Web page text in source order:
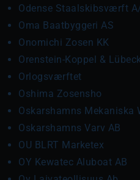
Odense Staalskibsværft
Oma Baatbyggeri AS
Onomichi Zosen KK
Orenstein-Koppel &
Orlogsværftet
Oshima Zosensho
Oskarshamns Mekaniska
Oskarshamns Varv AB
OU BLRT Marketex
OY Kewatec Aluboat AB